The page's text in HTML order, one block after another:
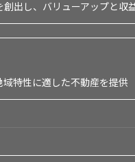
出し、バリューアップと収
特性に適した不動産を提供